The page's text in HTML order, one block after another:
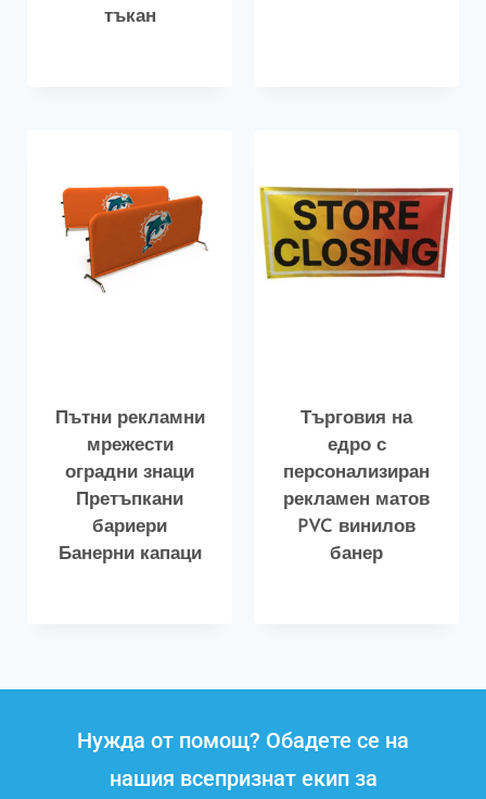
тъкан
Пътни рекламни
мрежести
оградни знаци
Претъпкани
бариери
Банерни капаци
Търговия на
едро с
персонализиран
рекламен матов
PVC винилов
банер
Нужда от помощ? Обадете се на
нашия всепризнат екип за